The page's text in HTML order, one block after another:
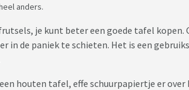
anders.
je kunt beter een goede tafel kopen.
in de paniek te schieten. Het is een
houten tafel, effe schuurpapiertje er over